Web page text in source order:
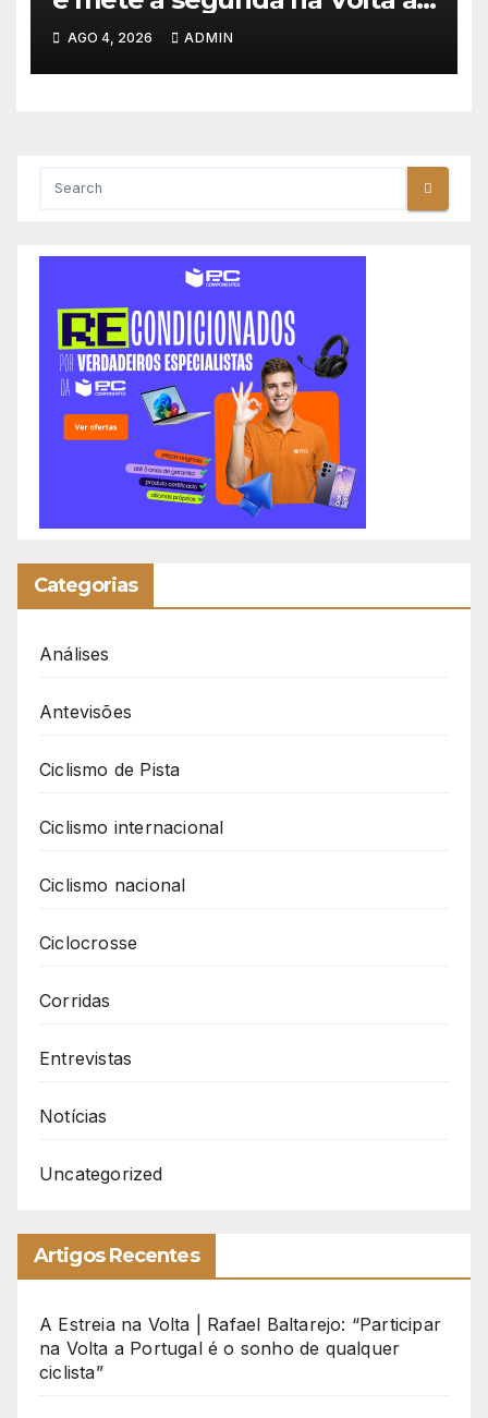
Polónia 2026
AGO 4, 2026 ADMIN
Categorias
Análises
Antevisões
Ciclismo de Pista
Ciclismo internacional
Ciclismo nacional
Ciclocrosse
Corridas
Entrevistas
Notícias
Uncategorized
Artigos Recentes
A Estreia na Volta | Rafael Baltarejo: “Participar
na Volta a Portugal é o sonho de qualquer
ciclista”